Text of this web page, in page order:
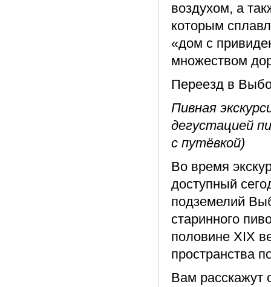
воздухом, а
которым
«дом с
множеством
Переезд в
Пивная
дегустацией
с путёвкой)
Во время
доступный
подземелий
старинного
половине XIX
пространства
Вам расскажут